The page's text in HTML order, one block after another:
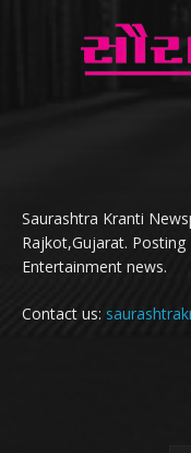
Saurashtra Kranti
Rajkot,Gujarat.
Entertainment news.
Contact us: